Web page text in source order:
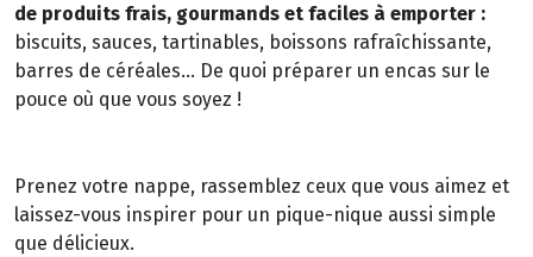
de produits frais, gourmands et faciles à emporter :
biscuits, sauces, tartinables, boissons rafraîchissante,
barres de céréales... De quoi préparer un encas sur le
pouce où que vous soyez !
Prenez votre nappe, rassemblez ceux que vous aimez et
laissez-vous inspirer pour un pique-nique aussi simple
que délicieux.